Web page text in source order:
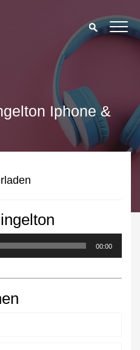
Iphone &
00:00
experience. By continuing to
of cookies.
Privacy Policy